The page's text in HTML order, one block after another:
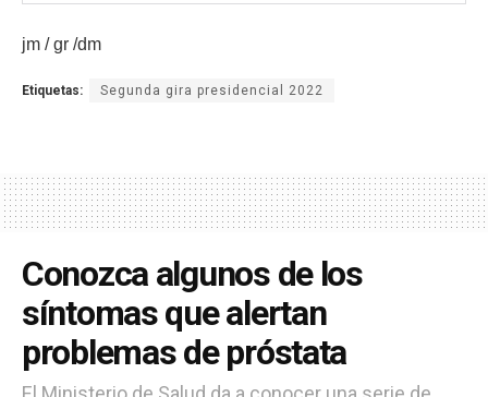
jm / gr /dm
Etiquetas: Segunda gira presidencial 2022
Conozca algunos de los
síntomas que alertan
problemas de próstata